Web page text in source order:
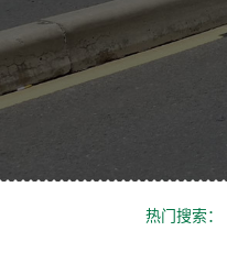
热门搜索：